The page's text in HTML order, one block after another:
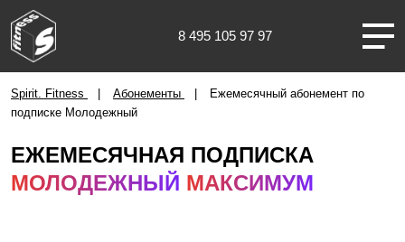
8 495 105 97 97
Казань
О НАС
Spirit. Fitness Абонементы
Ежемесячный абонемент по
подписке Молодежный
ЕЖЕМЕСЯЧНАЯ ПОДПИСКА
МОЛОДЕЖНЫЙ МАКСИМУМ